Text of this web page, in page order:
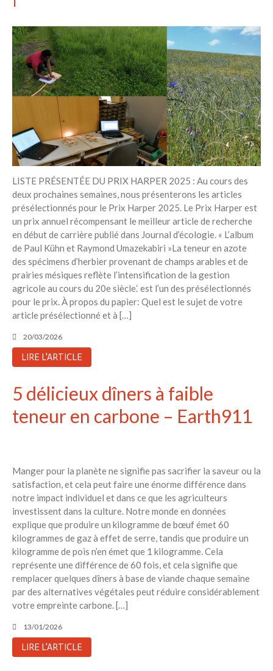
guide pour les citoyens et les
électeurs
Toits verts | Association
Permaculturelle
L’intelligence artificielle pour
prédire le succès des invasions
biologiques – The Applied
Ecologist
Utiliser l’apprentissage
automatique pour prédire le
Applied Ecologist
Recent Comments
Aucun commentaire à afficher.
LISTE PRÉSENTÉE DU PRIX HARPER 2025 : Au cours des
deux prochaines semaines, nous présenterons les articles
présélectionnés pour le Prix ​​Harper 2025. Le Prix ​​Harper est
un prix annuel récompensant le meilleur article de recherche
en début de carrière publié dans Journal d’écologie. « L’album
de Paul Kühn et Raymond Umazekabiri »La teneur en azote
des spécimens d’herbier provenant de champs arables et de
prairies mésiques reflète l’intensification de la gestion
agricole au cours du 20e siècle.‘ est l’un des présélectionnés
pour le prix. À propos du papier: Quel est le sujet de votre
article présélectionné et à […]
20/03/2026
LIRE L'ARTICLE
5 délicieux dîners à faible
teneur en carbone – Earth911
Manger pour la planète ne signifie pas sacrifier la saveur ou la
satisfaction, et cela peut faire une énorme différence dans
notre impact individuel et dans ce que les agriculteurs
investissent dans la culture. Notre monde en données
explique que produire un kilogramme de bœuf émet 60
kilogrammes de gaz à effet de serre, tandis que produire un
kilogramme de pois n’en émet que 1 kilogramme. Cela
représente une différence de 60 fois, et cela signifie que
remplacer quelques dîners à base de viande chaque semaine
par des alternatives végétales peut réduire considérablement
votre empreinte carbone. […]
13/01/2026
LIRE L'ARTICLE